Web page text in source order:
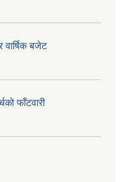
वार्षिक बजेट
फाँटवारी